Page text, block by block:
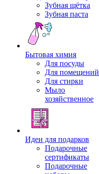
Зубная щётка
Зубная паста
Бытовая химия
Для посуды
Для помещений
Для стирки
Мыло
хозяйственное
Идеи для подарков
Подарочные
сертификаты
Подарочные